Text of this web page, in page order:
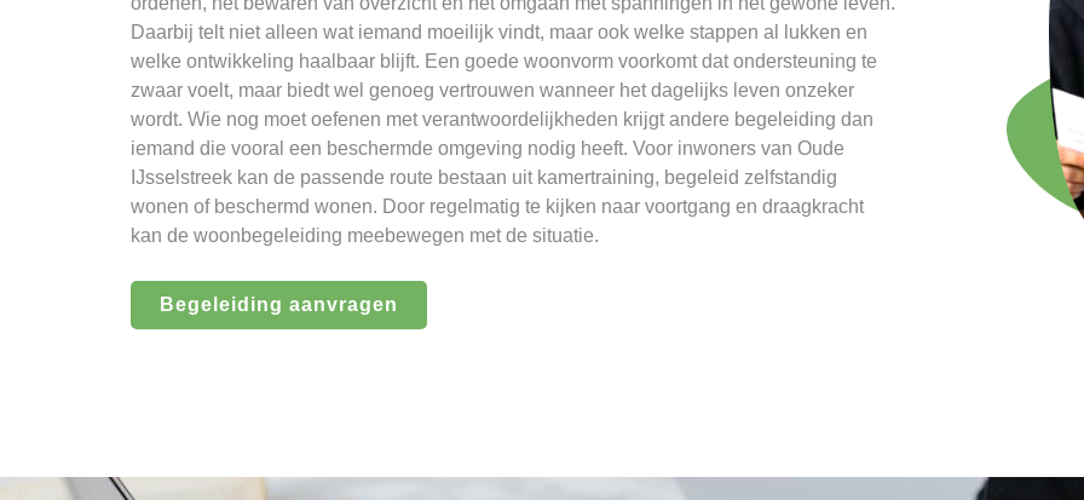
Daarbij telt niet alleen wat iemand moeilijk vindt, maar ook welke stappen al lukken en
welke ontwikkeling haalbaar blijft. Een goede woonvorm voorkomt dat ondersteuning te
zwaar voelt, maar biedt wel genoeg vertrouwen wanneer het dagelijks leven onzeker
wordt. Wie nog moet oefenen met verantwoordelijkheden krijgt andere begeleiding dan
iemand die vooral een beschermde omgeving nodig heeft. Voor inwoners van Oude
IJsselstreek kan de passende route bestaan uit kamertraining, begeleid zelfstandig
wonen of beschermd wonen. Door regelmatig te kijken naar voortgang en draagkracht
kan de woonbegeleiding meebewegen met de situatie.
Begeleiding aanvragen